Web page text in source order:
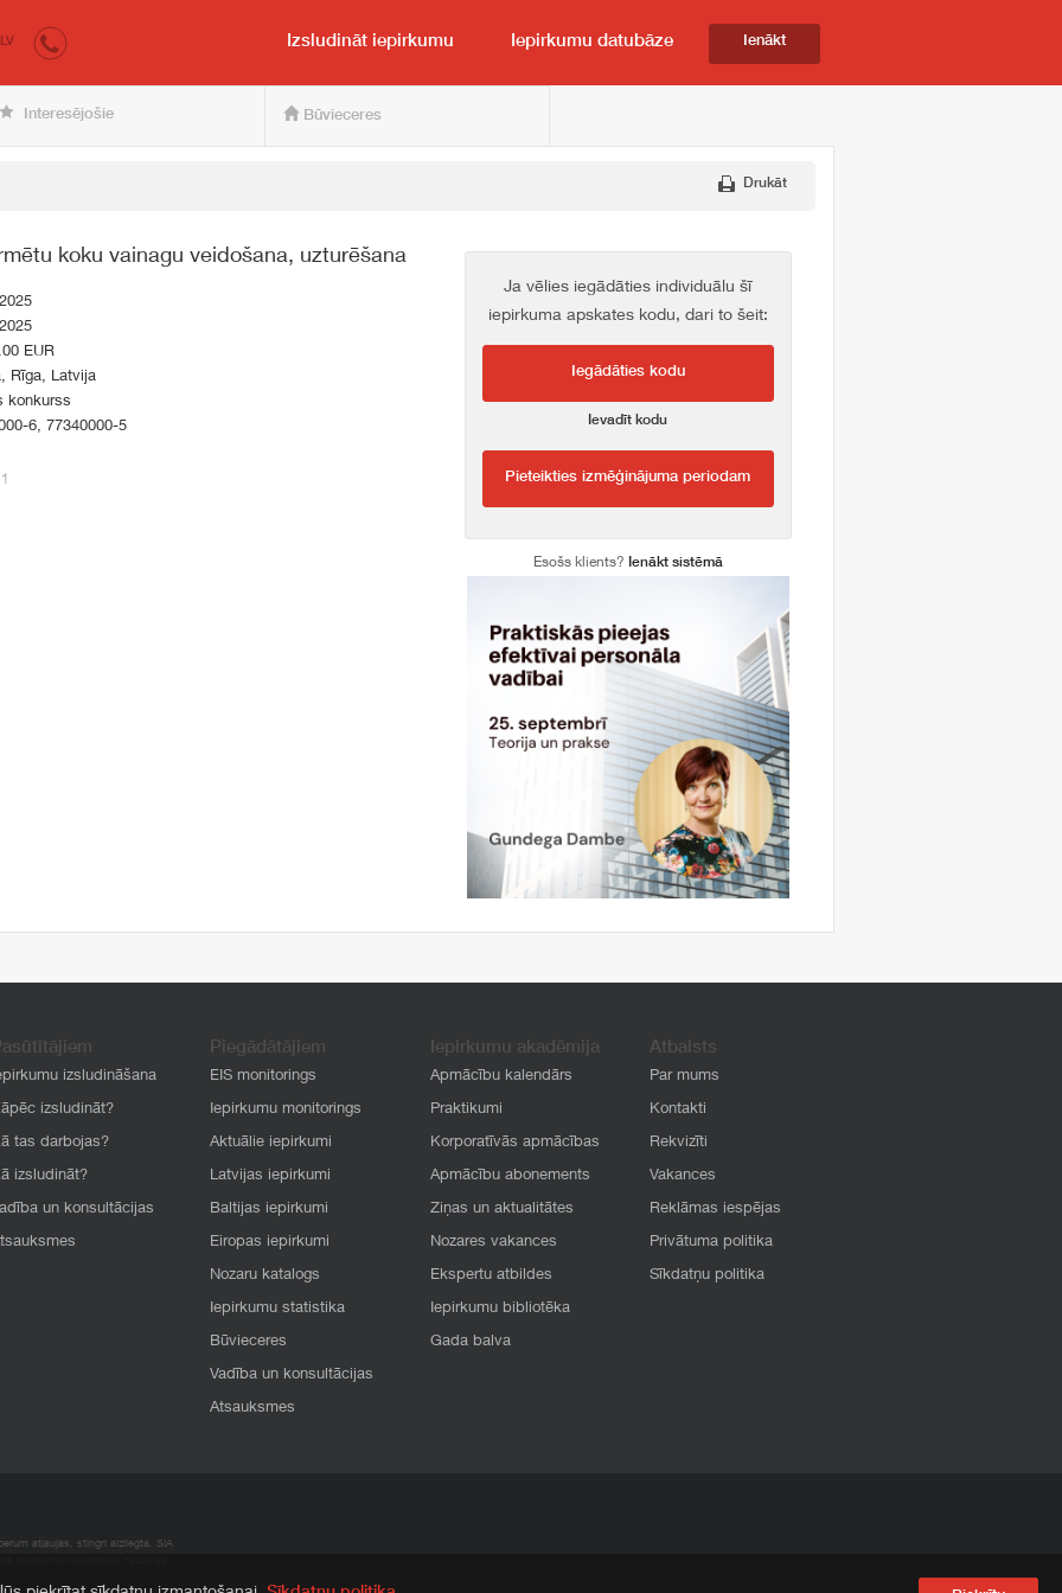
pircējam un pārdevējam
LV Izsludināt iepirkumu Iepirkumu datubāze Ienākt
Interesējošie Būvieceres
Drukāt
koku vainagu veidošana, uzturēšana
EUR
Rīga, Latvija
konkurss
6, 77340000-5
Ja vēlies iegādāties individuālu šī
iepirkuma apskates kodu, dari to šeit:
Iegādāties kodu
Ievadīt kodu
Pieteikties izmēģinājuma periodam
Esošs klients? Ienākt sistēmā
izsludināšana
izsludināt?
tas darbojas?
izsludināt?
un konsultācijas
Piegādātājiem
EIS monitorings
Iepirkumu monitorings
Aktuālie iepirkumi
Latvijas iepirkumi
Baltijas iepirkumi
Eiropas iepirkumi
Nozaru katalogs
Iepirkumu statistika
Būvieceres
Vadība un konsultācijas
Atsauksmes
Iepirkumu akadēmija
Apmācību kalendārs
Praktikumi
Korporatīvās apmācības
Apmācību abonements
Ziņas un aktualitātes
Nozares vakances
Ekspertu atbildes
Iepirkumu bibliotēka
Gada balva
Atbalsts
Par mums
Kontakti
Rekvizīti
Vakances
Reklāmas iespējas
Privātuma politika
Sīkdatņu politika
atļaujas, stingri aizliegta. SIA